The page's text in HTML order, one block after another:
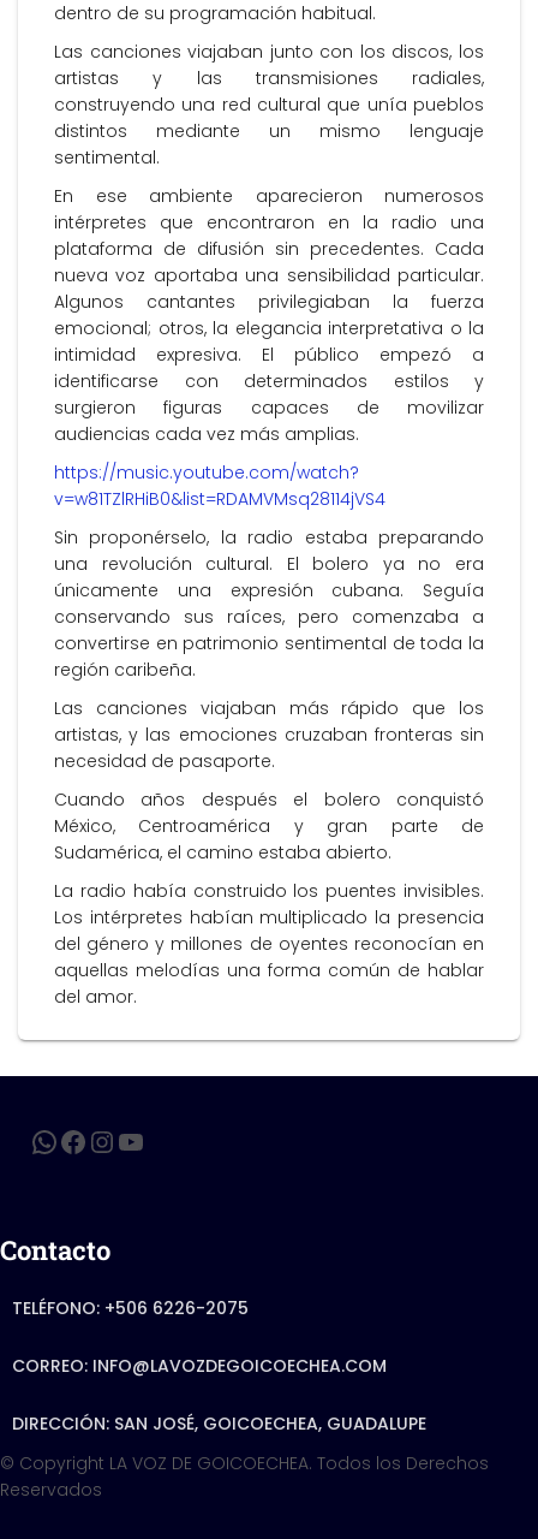
dentro de su programación habitual.
Las canciones viajaban junto con los discos, los
artistas y las transmisiones radiales,
construyendo una red cultural que unía pueblos
distintos mediante un mismo lenguaje
sentimental.
En ese ambiente aparecieron numerosos
intérpretes que encontraron en la radio una
plataforma de difusión sin precedentes. Cada
nueva voz aportaba una sensibilidad particular.
Algunos cantantes privilegiaban la fuerza
emocional; otros, la elegancia interpretativa o la
intimidad expresiva. El público empezó a
identificarse con determinados estilos y
surgieron figuras capaces de movilizar
audiencias cada vez más amplias.
https://music.youtube.com/watch?
v=w81TZlRHiB0&list=RDAMVMsq28114jVS4
Sin proponérselo, la radio estaba preparando
una revolución cultural. El bolero ya no era
únicamente una expresión cubana. Seguía
conservando sus raíces, pero comenzaba a
convertirse en patrimonio sentimental de toda la
región caribeña.
Las canciones viajaban más rápido que los
artistas, y las emociones cruzaban fronteras sin
necesidad de pasaporte.
Cuando años después el bolero conquistó
México, Centroamérica y gran parte de
Sudamérica, el camino estaba abierto.
La radio había construido los puentes invisibles.
Los intérpretes habían multiplicado la presencia
del género y millones de oyentes reconocían en
aquellas melodías una forma común de hablar
del amor.
Contacto
TELÉFONO: +506 6226-2075
CORREO: INFO@LAVOZDEGOICOECHEA.COM
DIRECCIÓN: SAN JOSÉ, GOICOECHEA, GUADALUPE
© Copyright LA VOZ DE GOICOECHEA. Todos los Derechos
Reservados